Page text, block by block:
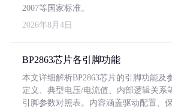
2007等国家标准。
2026年8月4日
BP2863芯片各引脚功能
本文详细解析BP2863芯片的引脚功能及
定义、典型电压/电流值、内部逻辑关系
引脚参数对照表。内容涵盖驱动配置、